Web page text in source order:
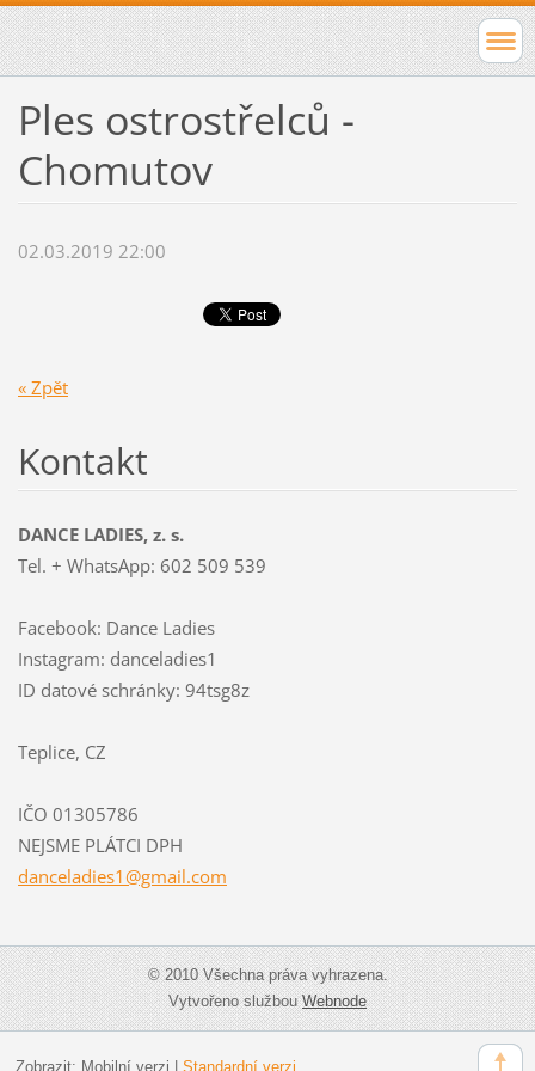
Ples ostrostřelců -
Chomutov
02.03.2019 22:00
« Zpět
Kontakt
DANCE LADIES, z. s.
Tel. + WhatsApp: 602 509 539
Facebook: Dance Ladies
Instagram: danceladies1
ID datové schránky: 94tsg8z
Teplice, CZ
IČO 01305786
NEJSME PLÁTCI DPH
danceladies1@gmail.com
© 2010 Všechna práva vyhrazena.
Vytvořeno službouWebnode
Zobrazit: Mobilní verzi Standardní verzi